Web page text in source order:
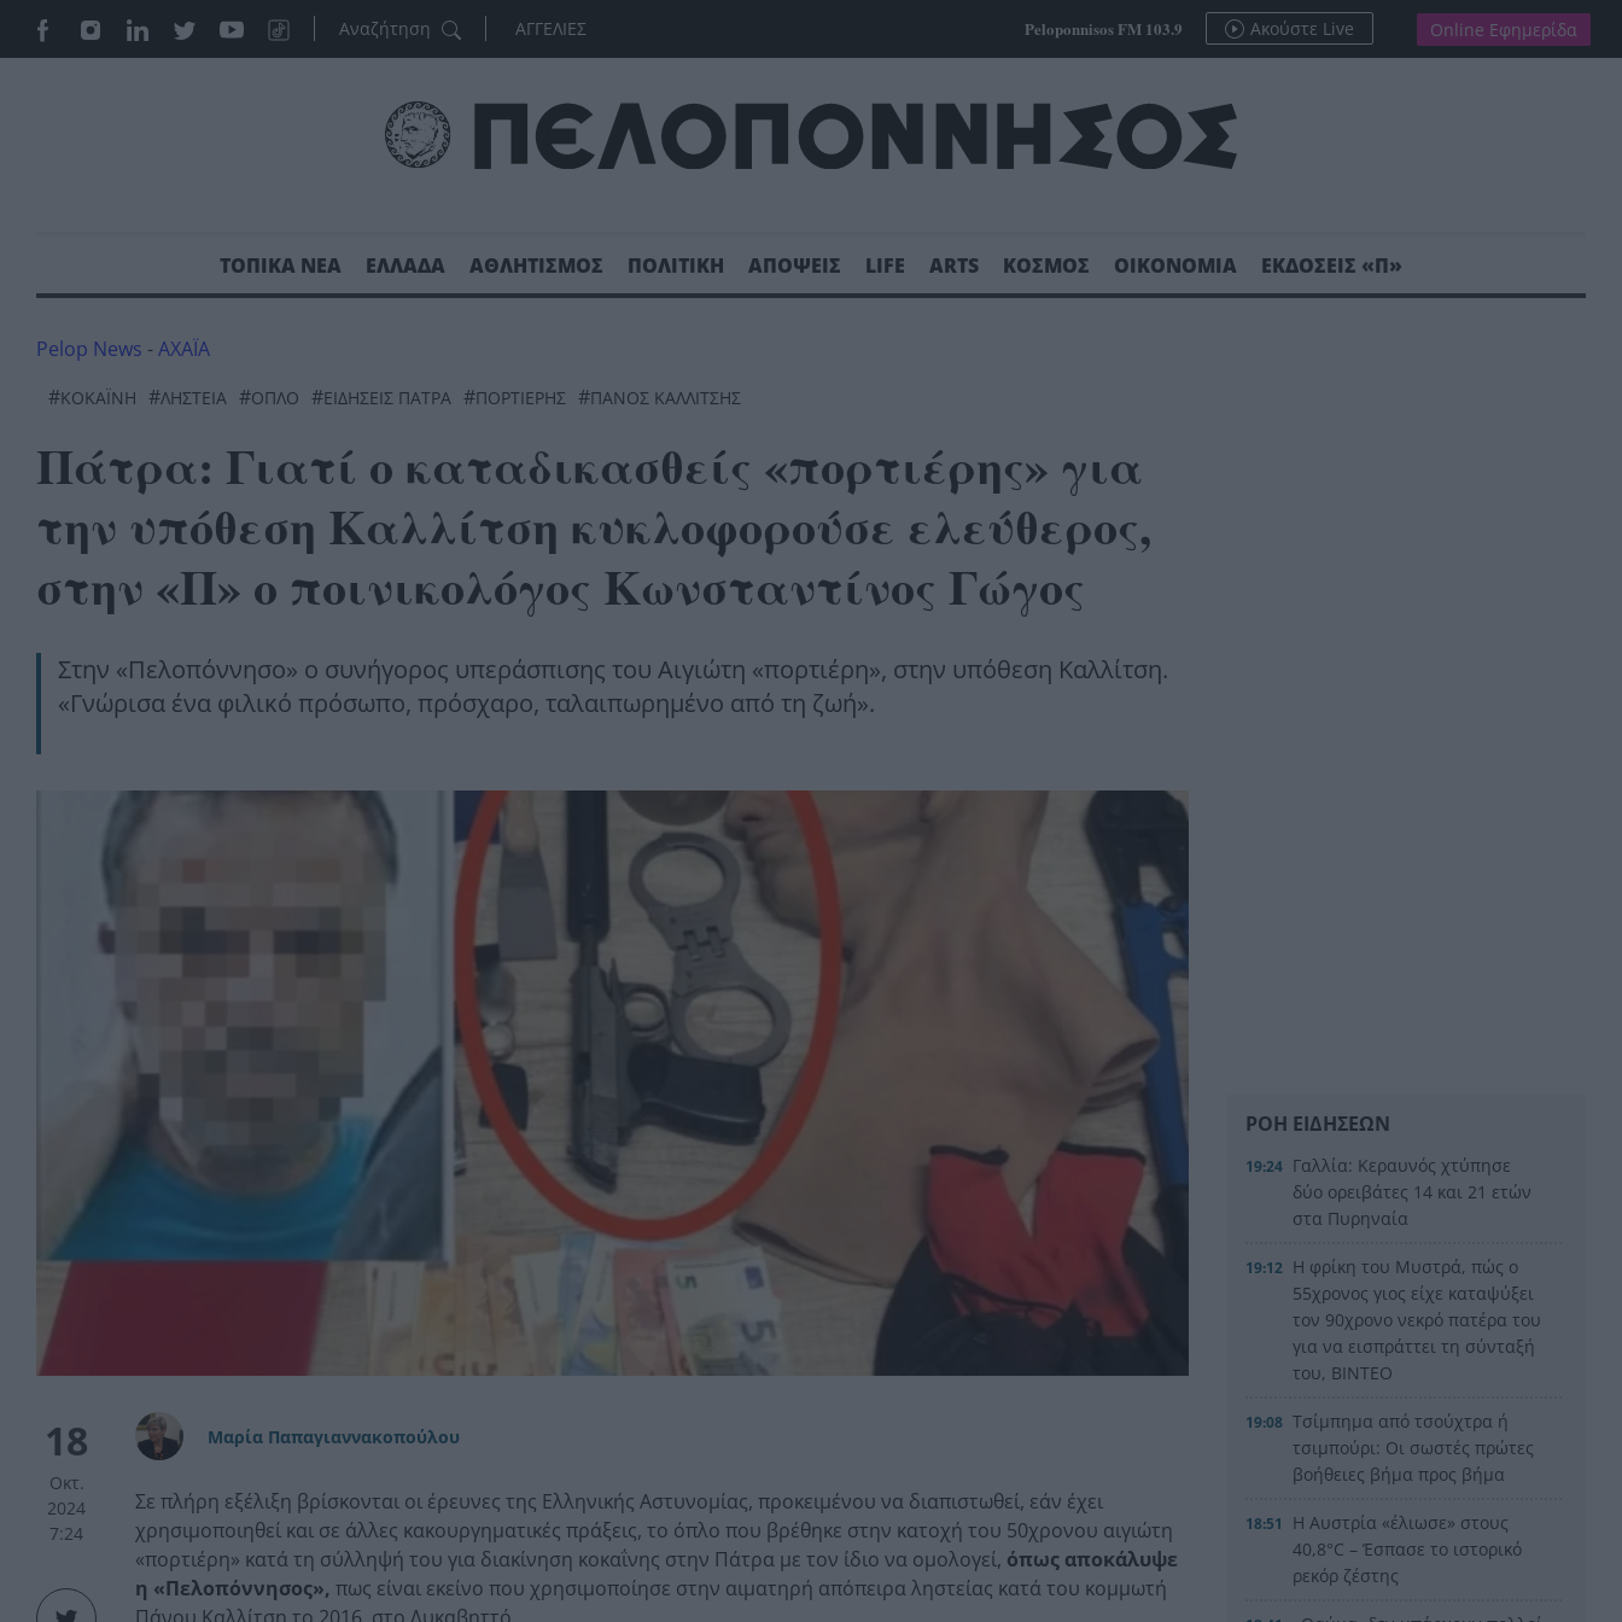
ΑΓΓΕΛΙΕΣ Peloponnisos FM 103.9 Ακούστε Live Online Εφημερίδα
ΤΟΠΙΚΑ ΝΕΑ ΕΛΛΑΔΑ ΑΘΛΗΤΙΣΜΟΣ ΠΟΛΙΤΙΚΗ ΑΠΟΨΕΙΣ LIFE ARTS ΚΟΣΜΟΣ ΟΙΚΟΝΟΜΙΑ ΕΚΔΟΣΕΙΣ «Π»
Pelop News -ΑΧΑΪΑ
#ΚΟΚΑΪ́ΝΗ #ΛΗΣΤΕΊΑ #ΟΠΛΟ #ΕΙΔΗΣΕΙΣ ΠΑΤΡΑ #ΠΟΡΤΙΕΡΗΣ #ΠΑΝΟΣ ΚΑΛΛΙΤΣΗΣ
Πάτρα: Γιατί ο καταδικασθείς «πορτιέρης» για
την υπόθεση Καλλίτση κυκλοφορούσε ελεύθερος,
στην «Π» ο ποινικολόγος Κωνσταντίνος Γώγος
Στην «Πελοπόννησο» ο συνήγορος υπεράσπισης του Αιγιώτη «πορτιέρη», στην υπόθεση Καλλίτση.
«Γνώρισα ένα φιλικό πρόσωπο, πρόσχαρο, ταλαιπωρημένο από τη ζωή».
18
Οκτ.
2024
7:24
Μαρία Παπαγιαννακοπούλου
Σε πλήρη εξέλιξη βρίσκονται οι έρευνες της Ελληνικής Αστυνομίας, προκειμένου να διαπιστωθεί, εάν έχει
χρησιμοποιηθεί και σε άλλες κακουργηματικές πράξεις, το όπλο που βρέθηκε στην κατοχή του 50χρονου αιγιώτη
«πορτιέρη» κατά τη σύλληψή του για διακίνηση κοκαΐνης στην Πάτρα με τον ίδιο να ομολογεί, όπως αποκάλυψε
η «Πελοπόννησος», πως είναι εκείνο που χρησιμοποίησε στην αιματηρή απόπειρα ληστείας κατά του κομμωτή
ΡΟΗ ΕΙΔΗΣΕΩΝ
19:24 Γαλλία: Κεραυνός χτύπησε
δύο ορειβάτες 14 και 21 ετών
στα Πυρηναία
19:12 Η φρίκη του Μυστρά, πώς ο
55χρονος γιος είχε καταψύξει
τον 90χρονο νεκρό πατέρα του
για να εισπράττει τη σύνταξή
του, ΒΙΝΤΕΟ
19:08 Τσίμπημα από τσούχτρα ή
τσιμπούρι: Οι σωστές πρώτες
βοήθειες βήμα προς βήμα
18:51
Η Αυστρία «έλιωσε» στους
40,8°C – Έσπασε το ιστορικό
ρεκόρ ζέστης